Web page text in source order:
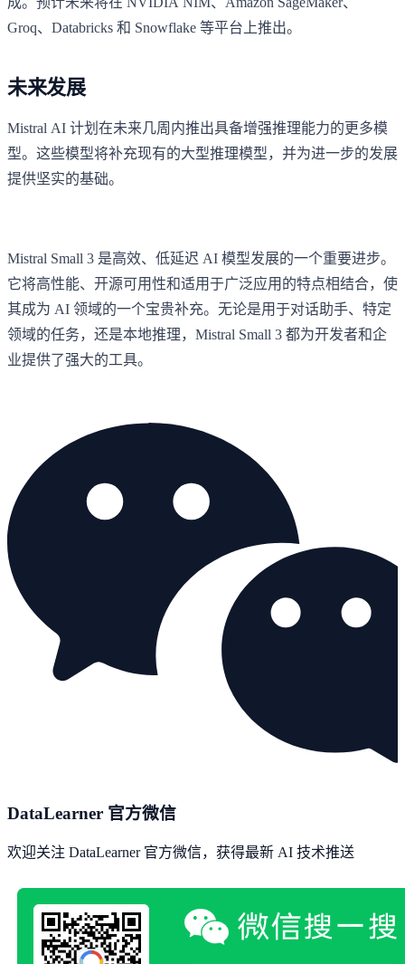
Groq、Databricks 和 Snowflake 等平台上推出。
未来发展
Mistral AI 计划在未来几周内推出具备增强推理能力的更多模
型。这些模型将补充现有的大型推理模型，并为进一步的发展
提供坚实的基础。
Mistral Small 3 是高效、低延迟 AI 模型发展的一个重要进步。
它将高性能、开源可用性和适用于广泛应用的特点相结合，使
其成为 AI 领域的一个宝贵补充。无论是用于对话助手、特定
领域的任务，还是本地推理，Mistral Small 3 都为开发者和企
业提供了强大的工具。
DataLearner 官方微信
欢迎关注 DataLearner 官方微信，获得最新 AI 技术推送